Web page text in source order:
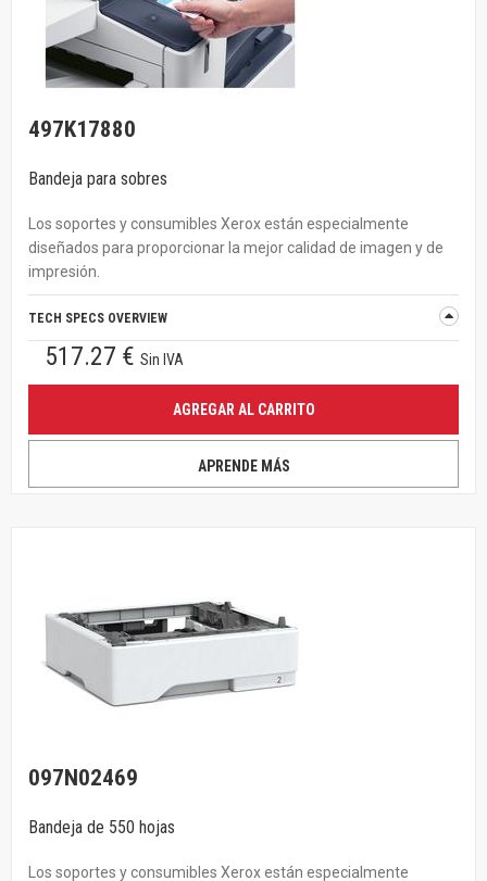
497K17880
Bandeja para sobres
Los soportes y consumibles Xerox están especialmente
diseñados para proporcionar la mejor calidad de imagen y de
impresión.
TECH SPECS OVERVIEW
517.27 € Sin IVA
AGREGAR AL CARRITO
APRENDE MÁS
097N02469
Bandeja de 550 hojas
Los soportes y consumibles Xerox están especialmente